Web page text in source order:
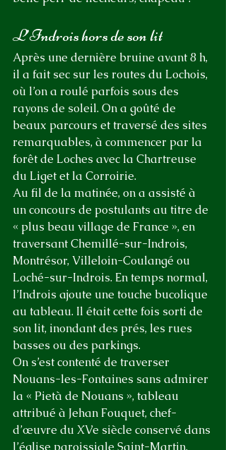
L’Indrois hors de son lit
Après une dernière bruine avant 8 h,
il a fait sec sur les routes du Lochois,
où l’on a roulé parfois sous des
rayons de soleil. On a goûté de
beaux parcours et traversé des sites
remarquables, à commencer par la
forêt de Loches avec la Chartreuse
du Liget et la Corroirie.
Au fil de la matinée, on a assisté à
un concours de postulants au titre de
« plus beau village de France », en
traversant Chemillé-sur-Indrois,
Montrésor, Villeloin-Coulangé ou
Loché-sur-Indrois. En temps normal,
l’Indrois ajoute une touche bucolique
au tableau. Il était cette fois sorti de
son lit, inondant des prés, les rues
basses ou des parkings.
On s’est contenté de traverser
Nouans-les-Fontaines sans admirer
la « Pietà de Nouans », tableau
attribué à Jehan Fouquet, chef-
d’œuvre du XVe siècle conservé dans
l’église paroissiale Saint-Martin.